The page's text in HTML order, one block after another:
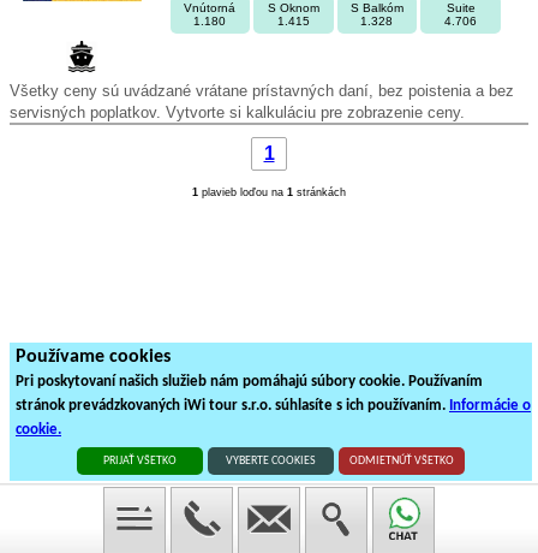
Používame cookies
Pri poskytovaní našich služieb nám pomáhajú súbory cookie. Používaním
stránok prevádzkovaných iWi tour s.r.o. súhlasíte s ich používaním. Informácie o
cookie.
PRIJAŤ VŠETKO VYBERTE COOKIES ODMIETNÚŤ VŠETKO
Vnútorná
1.180
S Oknom
1.415
S Balkóm
1.328
Suite
4.706
Všetky ceny sú uvádzané vrátane prístavných daní, bez poistenia a bez
servisných poplatkov. Vytvorte si kalkuláciu pre zobrazenie ceny.
1
1 plavieb loďou na 1 stránkách